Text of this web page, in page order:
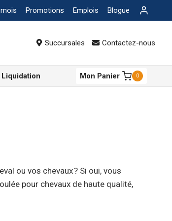
Promotions Emplois Blogue
Succursales Contactez-nous
Liquidation Mon Panier 0
ou vos chevaux ? Si oui, vous
pour chevaux de haute qualité,
pour chevaux. La marque Purina a